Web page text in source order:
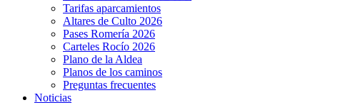
Tarifas aparcamientos
Altares de Culto 2026
Pases Romería 2026
Carteles Rocío 2026
Plano de la Aldea
Planos de los caminos
Preguntas frecuentes
Noticias